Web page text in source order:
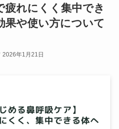
疲れにくく集中でき
果や使い方について
2026年1月21日